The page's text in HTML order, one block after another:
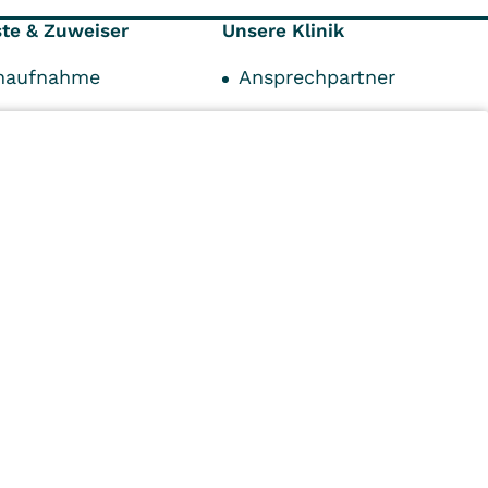
& Zuweiser Unsere Klinik
Ansprechpartner